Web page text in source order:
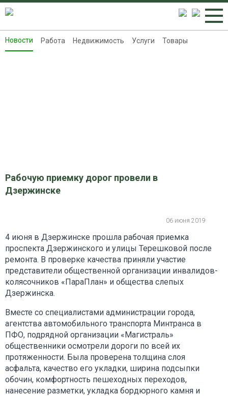
Новости
Новости Работа Недвижимость Услуги Товары
Рабочую приемку дорог провели в
Дзержинске
06 июня 2019
4 июня в Дзержинске прошла рабочая приемка
проспекта Дзержинского и улицы Терешковой после
ремонта. В проверке качества приняли участие
представители общественной организации инвалидов-
колясочников «ПараПлан» и общества слепых
Дзержинска.
Вместе со специалистами администрации города,
агентства автомобильного транспорта Минтранса в
ПФО, подрядной организации «Магистраль»
общественники осмотрели дороги по всей их
протяженности. Была проверена толщина слоя
асфальта, качество его укладки, ширина подсыпки
обочин, комфортность пешеходных переходов,
нанесение разметки, укладка бордюрного камня и